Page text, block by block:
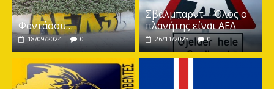
Φαντάσου…
18/09/2024 0
Σβάλμπαρντ – Όλος ο
πλανήτης είναι ΑΕΛ
26/11/2023 0